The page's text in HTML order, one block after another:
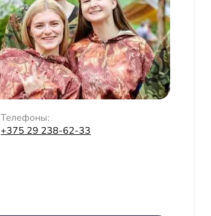
Телефоны:
+375 29 238-62-33